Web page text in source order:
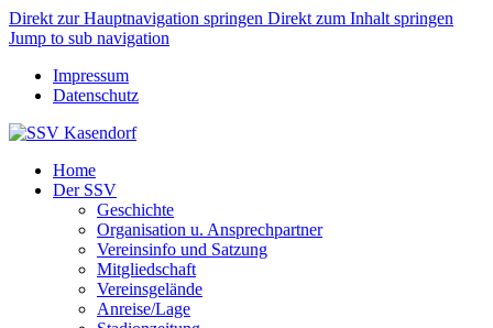
Direkt zur Hauptnavigation springen Direkt zum Inhalt springen
Jump to sub navigation
Impressum
Datenschutz
Home
Der SSV
Geschichte
Organisation u. Ansprechpartner
Vereinsinfo und Satzung
Mitgliedschaft
Vereinsgelände
Anreise/Lage